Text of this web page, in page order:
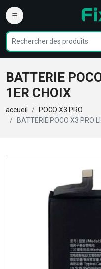
BATTERIE
1ER CHOIX
accueil
POCO X3 PRO
BATTERIE POCO X3 PRO